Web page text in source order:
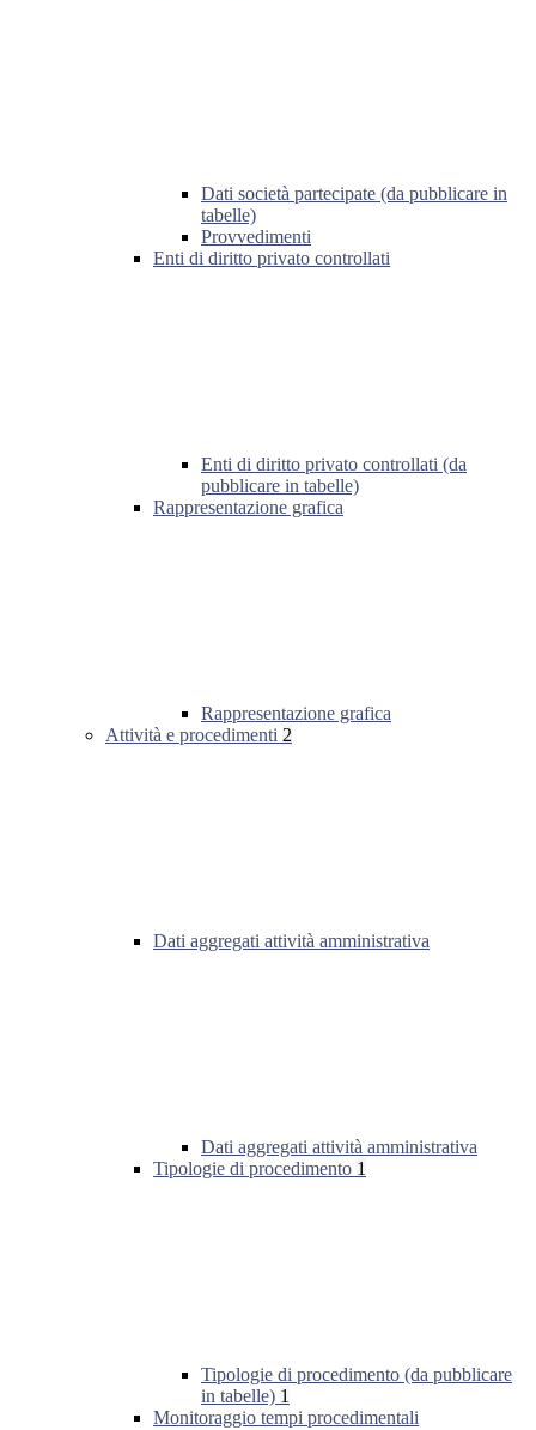
Dati società partecipate (da pubblicare in
tabelle)
Provvedimenti
Enti di diritto privato controllati
Enti di diritto privato controllati (da
pubblicare in tabelle)
Rappresentazione grafica
Rappresentazione grafica
Attività e procedimenti 2
Dati aggregati attività amministrativa
Dati aggregati attività amministrativa
Tipologie di procedimento 1
Tipologie di procedimento (da pubblicare
in tabelle) 1
Monitoraggio tempi procedimentali